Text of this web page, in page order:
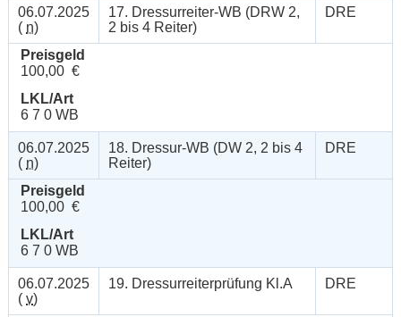
06.07.2025
( n)
17. Dressurreiter-WB (DRW 2,
2 bis 4 Reiter)
DRE
Preisgeld
100,00 €
LKL/Art
6 7 0 WB
06.07.2025
( n)
18. Dressur-WB (DW 2, 2 bis 4
Reiter)
DRE
Preisgeld
100,00 €
LKL/Art
6 7 0 WB
06.07.2025
( v)
19. Dressurreiterprüfung Kl.A DRE